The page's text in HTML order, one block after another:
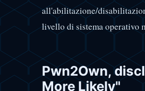
all'abilitazione/
livello di sistema operativo
Pwn2Own,
More Likely"